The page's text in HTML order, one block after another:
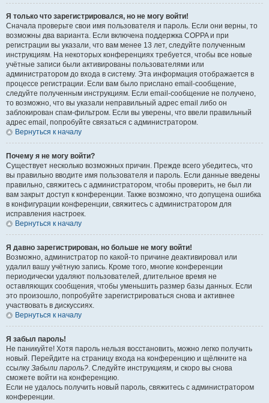
Я только что зарегистрировался, но не могу войти!
Сначала проверьте свои имя пользователя и пароль. Если они верны, то
возможны два варианта. Если включена поддержка COPPA и при
регистрации вы указали, что вам менее 13 лет, следуйте полученным
инструкциям. На некоторых конференциях требуется, чтобы все новые
учётные записи были активированы пользователями или
администратором до входа в систему. Эта информация отображается в
процессе регистрации. Если вам было прислано email-сообщение,
следуйте полученным инструкциям. Если email-сообщение не получено,
то возможно, что вы указали неправильный адрес email либо он
заблокирован спам-фильтром. Если вы уверены, что ввели правильный
адрес email, попробуйте связаться с администратором.
Вернуться к началу
Почему я не могу войти?
Существует несколько возможных причин. Прежде всего убедитесь, что
вы правильно вводите имя пользователя и пароль. Если данные введены
правильно, свяжитесь с администратором, чтобы проверить, не был ли
вам закрыт доступ к конференции. Также возможно, что допущена ошибка
в конфигурации конференции, свяжитесь с администратором для
исправления настроек.
Вернуться к началу
Я давно зарегистрирован, но больше не могу войти!
Возможно, администратор по какой-то причине деактивировал или
удалил вашу учётную запись. Кроме того, многие конференции
периодически удаляют пользователей, длительное время не
оставляющих сообщения, чтобы уменьшить размер базы данных. Если
это произошло, попробуйте зарегистрироваться снова и активнее
участвовать в дискуссиях.
Вернуться к началу
Я забыл пароль!
Не паникуйте! Хотя пароль нельзя восстановить, можно легко получить
новый. Перейдите на страницу входа на конференцию и щёлкните на
ссылку Забыли пароль?. Следуйте инструкциям, и скоро вы снова
сможете войти на конференцию.
Если не удалось получить новый пароль, свяжитесь с администратором
конференции.